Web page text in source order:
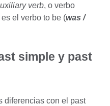
verb, o verbo
el verbo to be (was /
simple y past
diferencias con el past